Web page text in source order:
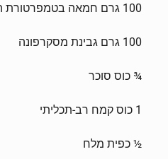
100 גרם חמאה בטמפרטורת החדר
100 גרם גבינת מסקרפונה
¾ כוס סוכר
1 כוס קמח רב-תכליתי
½ כפית מלח